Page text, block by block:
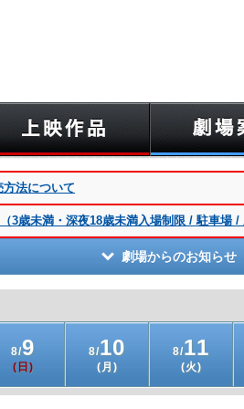
法について
3歳未満・深夜18歳未満入場制限 / 駐車場 /
劇場からのお知らせ
8/9
(日)
8/10
(月)
8/11
(火)